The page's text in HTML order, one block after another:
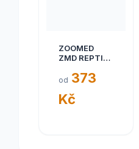
ZOOMED
ZMD REPTI
vyhrevni 50W
od 373
Kč